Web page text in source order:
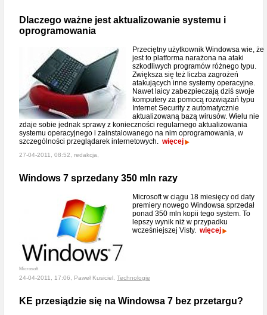
Dlaczego ważne jest aktualizowanie systemu i
oprogramowania
Przeciętny użytkownik Windowsa wie, że
jest to platforma narażona na ataki
szkodliwych programów różnego typu.
Zwiększa się też liczba zagrożeń
atakujących inne systemy operacyjne.
Nawet laicy zabezpieczają dziś swoje
komputery za pomocą rozwiązań typu
Internet Security z automatycznie
aktualizowaną bazą wirusów. Wielu nie
zdaje sobie jednak sprawy z konieczności regularnego aktualizowania
systemu operacyjnego i zainstalowanego na nim oprogramowania, w
szczególności przeglądarek internetowych. więcej
27-04-2011, 08:52, redakcja,
Windows 7 sprzedany 350 mln razy
Microsoft
Microsoft w ciągu 18 miesięcy od daty
premiery nowego Windowsa sprzedał
ponad 350 mln kopii tego system. To
lepszy wynik niż w przypadku
wcześniejszej Visty. więcej
24-04-2011, 17:06, Paweł Kusiciel, Technologie
KE przesiądzie się na Windowsa 7 bez przetargu?